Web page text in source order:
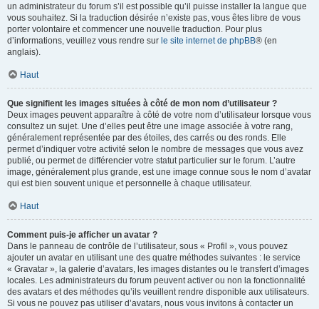
un administrateur du forum s’il est possible qu’il puisse installer la langue que
vous souhaitez. Si la traduction désirée n’existe pas, vous êtes libre de vous
porter volontaire et commencer une nouvelle traduction. Pour plus
d’informations, veuillez vous rendre sur le site internet de phpBB® (en
anglais).
Haut
Que signifient les images situées à côté de mon nom d’utilisateur ?
Deux images peuvent apparaître à côté de votre nom d’utilisateur lorsque vous
consultez un sujet. Une d’elles peut être une image associée à votre rang,
généralement représentée par des étoiles, des carrés ou des ronds. Elle
permet d’indiquer votre activité selon le nombre de messages que vous avez
publié, ou permet de différencier votre statut particulier sur le forum. L’autre
image, généralement plus grande, est une image connue sous le nom d’avatar
qui est bien souvent unique et personnelle à chaque utilisateur.
Haut
Comment puis-je afficher un avatar ?
Dans le panneau de contrôle de l’utilisateur, sous « Profil », vous pouvez
ajouter un avatar en utilisant une des quatre méthodes suivantes : le service
« Gravatar », la galerie d’avatars, les images distantes ou le transfert d’images
locales. Les administrateurs du forum peuvent activer ou non la fonctionnalité
des avatars et des méthodes qu’ils veuillent rendre disponible aux utilisateurs.
Si vous ne pouvez pas utiliser d’avatars, nous vous invitons à contacter un